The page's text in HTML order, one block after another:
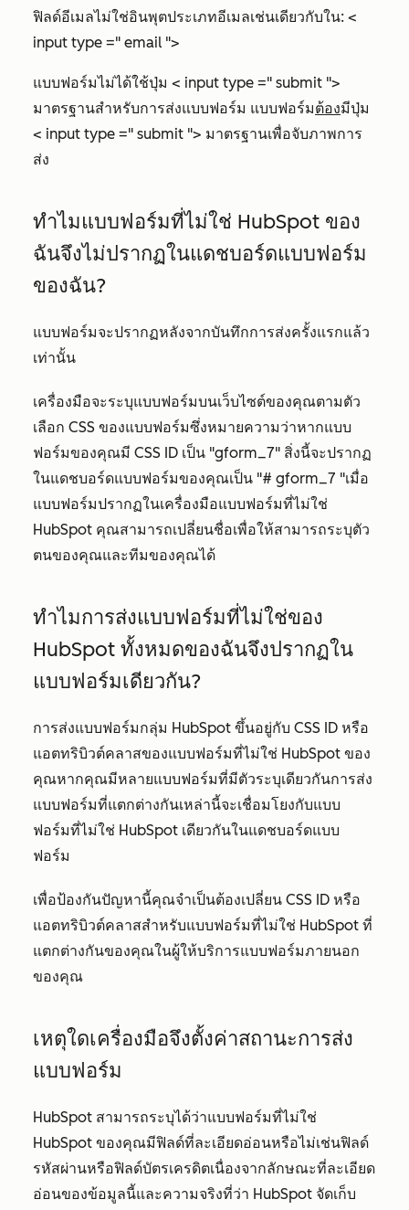
ฟิลด์อีเมลไม่ใช่อินพุตประเภทอีเมลเช่นเดียวกับใน: <
input type =" email ">
แบบฟอร์มไม่ได้ใช้ปุ่ม < input type =" submit ">
มาตรฐานสำหรับการส่งแบบฟอร์ม แบบฟอร์มต้องมีปุ่ม
< input type =" submit "> มาตรฐานเพื่อจับภาพการ
ส่ง
ทำไมแบบฟอร์มที่ไม่ใช่ HubSpot ของ
ฉันจึงไม่ปรากฏในแดชบอร์ดแบบฟอร์ม
ของฉัน?
แบบฟอร์มจะปรากฏหลังจากบันทึกการส่งครั้งแรกแล้ว
เท่านั้น
เครื่องมือจะระบุแบบฟอร์มบนเว็บไซต์ของคุณตามตัว
เลือก CSS ของแบบฟอร์มซึ่งหมายความว่าหากแบบ
ฟอร์มของคุณมี CSS ID เป็น "gform_7" สิ่งนี้จะปรากฏ
ในแดชบอร์ดแบบฟอร์มของคุณเป็น "# gform_7 "เมื่อ
แบบฟอร์มปรากฏในเครื่องมือแบบฟอร์มที่ไม่ใช่
HubSpot คุณสามารถเปลี่ยนชื่อเพื่อให้สามารถระบุตัว
ตนของคุณและทีมของคุณได้
ทำไมการส่งแบบฟอร์มที่ไม่ใช่ของ
HubSpot ทั้งหมดของฉันจึงปรากฏใน
แบบฟอร์มเดียวกัน?
การส่งแบบฟอร์มกลุ่ม HubSpot ขึ้นอยู่กับ CSS ID หรือ
แอตทริบิวต์คลาสของแบบฟอร์มที่ไม่ใช่ HubSpot ของ
คุณหากคุณมีหลายแบบฟอร์มที่มีตัวระบุเดียวกันการส่ง
แบบฟอร์มที่แตกต่างกันเหล่านี้จะเชื่อมโยงกับแบบ
ฟอร์มที่ไม่ใช่ HubSpot เดียวกันในแดชบอร์ดแบบ
ฟอร์ม
เพื่อป้องกันปัญหานี้คุณจำเป็นต้องเปลี่ยน CSS ID หรือ
แอตทริบิวต์คลาสสำหรับแบบฟอร์มที่ไม่ใช่ HubSpot ที่
แตกต่างกันของคุณในผู้ให้บริการแบบฟอร์มภายนอก
ของคุณ
เหตุใดเครื่องมือจึงตั้งค่าสถานะการส่ง
แบบฟอร์ม
HubSpot สามารถระบุได้ว่าแบบฟอร์มที่ไม่ใช่
HubSpot ของคุณมีฟิลด์ที่ละเอียดอ่อนหรือไม่เช่นฟิลด์
รหัสผ่านหรือฟิลด์บัตรเครดิตเนื่องจากลักษณะที่ละเอียด
อ่อนของข้อมูลนี้และความจริงที่ว่า HubSpot จัดเก็บ